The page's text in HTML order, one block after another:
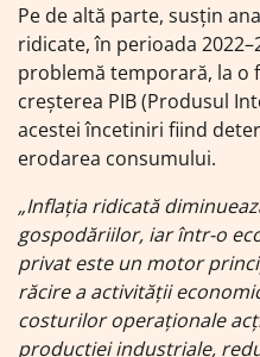
Pe de altă parte, susțin
ridicate, în perioada
problemă temporară, la
creșterea PIB (Produsul
acestei încetiniri fiind
erodarea consumului.
„Inflația ridicată
gospodăriilor, iar într-o
privat este un motor
răcire a activității
costurilor operaționale
producției industriale,